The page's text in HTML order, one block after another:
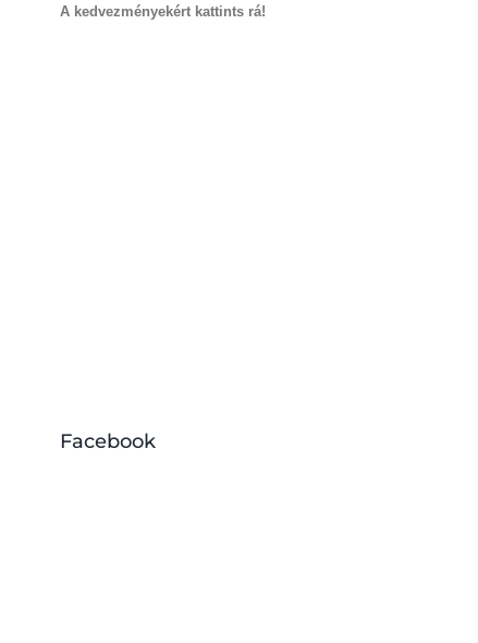
A kedvezményekért kattints rá!
Facebook